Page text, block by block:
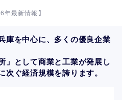
最新情報】
庫を中心に、多くの優良企業
」として商業と工業が発展し
次ぐ経済規模を誇ります。